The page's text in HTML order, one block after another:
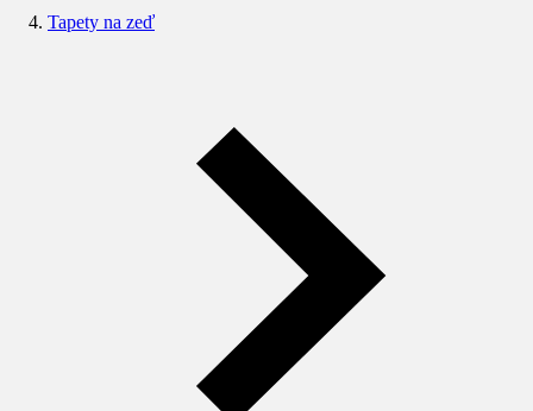
Tapety na zeď